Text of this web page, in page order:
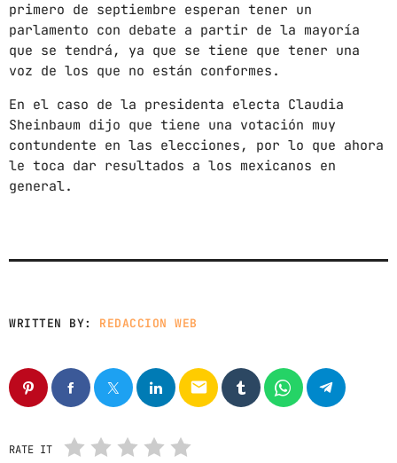
primero de septiembre esperan tener un
parlamento con debate a partir de la mayoría
que se tendrá, ya que se tiene que tener una
voz de los que no están conformes.
En el caso de la presidenta electa Claudia
Sheinbaum dijo que tiene una votación muy
contundente en las elecciones, por lo que ahora
le toca dar resultados a los mexicanos en
general.
WRITTEN BY: REDACCION WEB
email
RATE IT